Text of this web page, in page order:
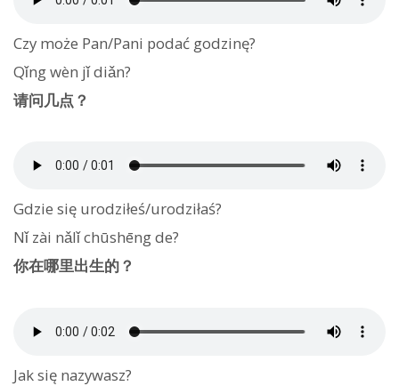
Czy może Pan/Pani podać godzinę?
Qǐng wèn jǐ diǎn?
请问几点？
Gdzie się urodziłeś/urodziłaś?
Nǐ zài nǎlǐ chūshēng de?
你在哪里出生的？
Jak się nazywasz?